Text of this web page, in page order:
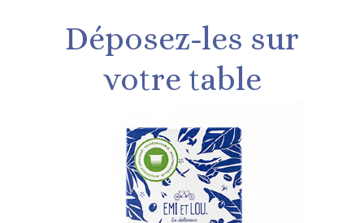
Déposez-les sur
votre table